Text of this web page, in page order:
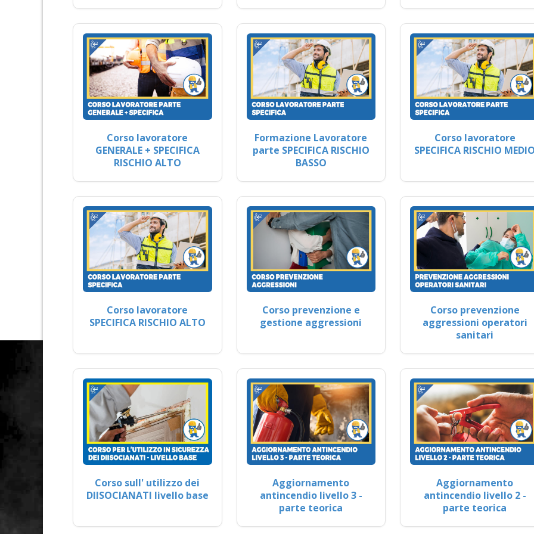
Corso lavoratore
GENERALE + SPECIFICA
RISCHIO ALTO
Formazione Lavoratore
parte SPECIFICA RISCHIO
BASSO
Corso lavoratore
SPECIFICA RISCHIO
Corso lavoratore
SPECIFICA RISCHIO ALTO
Corso prevenzione e
gestione aggressioni
Corso prevenzione
aggressioni operatori
sanitari
Corso sull' utilizzo dei
DIISOCIANATI livello base
Aggiornamento
antincendio livello 3 -
parte teorica
Aggiornamento
antincendio livello 2 -
parte teorica